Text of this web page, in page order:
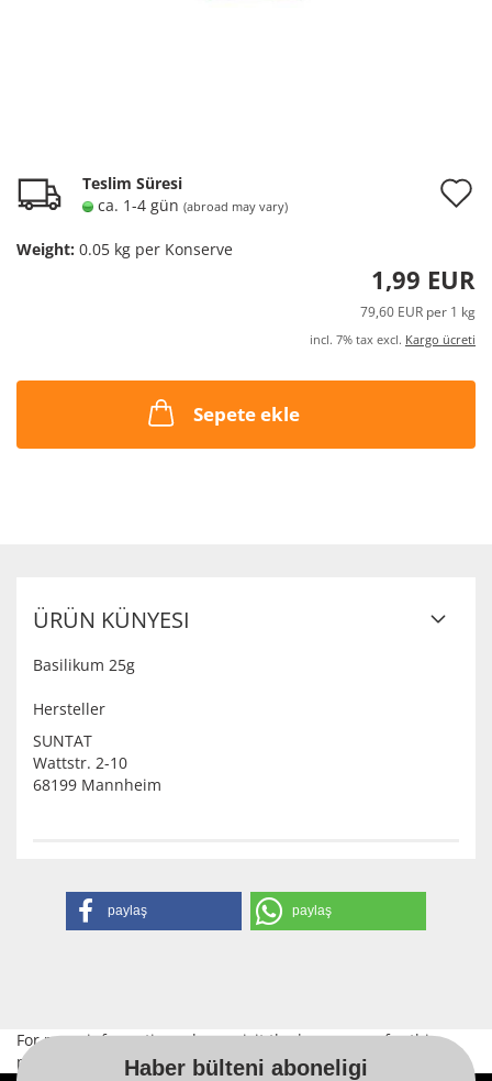
Teslim Süresi
ca. 1-4 gün (abroad may vary)
Weight: 0.05 kg per Konserve
1,99 EUR
79,60 EUR per 1 kg
incl. 7% tax excl. Kargo ücreti
Sepete ekle
ÜRÜN KÜNYESI
Basilikum 25g
Hersteller
SUNTAT
Wattstr. 2-10
68199 Mannheim
paylaş paylaş
For more information, please visit thehome pagefor this
product.
Haber bülteni aboneligi